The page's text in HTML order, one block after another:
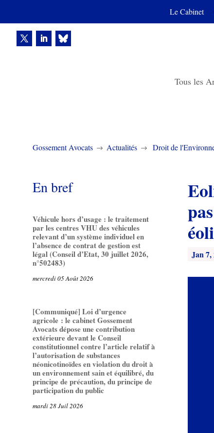
Le Cabinet
Tous les
Gossement Avocats $ Actualités $ Droit de
En bref
Véhicule hors d’usage : le traitement
par les centres VHU des véhicules
relevant d’un système individuel en
l’absence de contrat de gestion est
légal (Conseil d’Etat, 30 juillet 2026,
n°502483)
mercredi 05 Août 2026
[Communiqué] Loi d’urgence
agricole : le cabinet Gossement
Avocats dépose une contribution
extérieure devant le Conseil
constitutionnel contre l’article relatif à
l’autorisation de substances
néonicotinoïdes en violation du droit à
un environnement sain et équilibré, du
principe de précaution, du principe de
participation du public
mardi 28 Juil 2026
Jan 7,